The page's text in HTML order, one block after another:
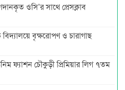
ওসি’র সাথে প্রেসক্লাব
বৃক্ষরোপণ ও চারাগাছ
ফ্যাশন চৌকুড়ী প্রিমিয়ার লিগ ৭তম